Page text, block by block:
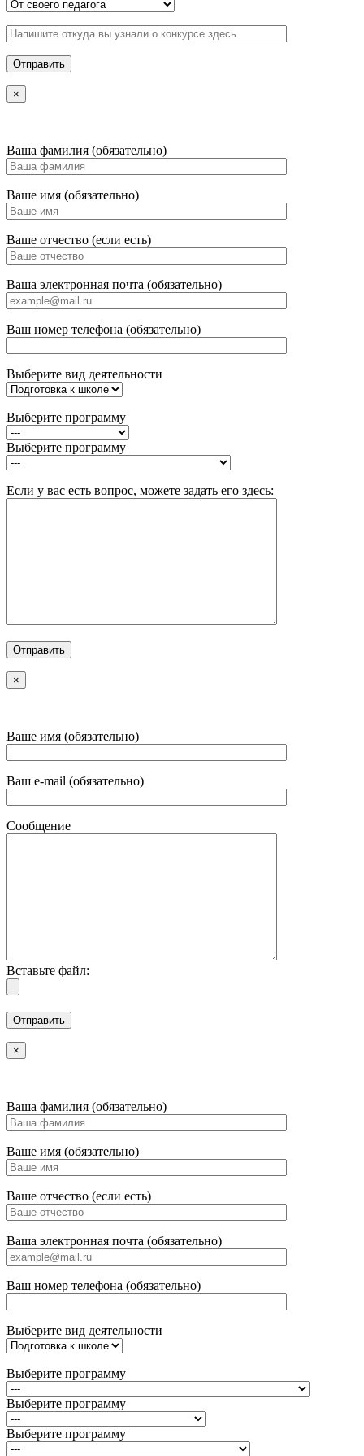
×
Ваша фамилия (обязательно)
Ваше имя (обязательно)
Ваше отчество (если есть)
Ваша электронная почта (обязательно)
Ваш номер телефона (обязательно)
Выберите вид деятельности
Выберите программу
Выберите программу
Если у вас есть вопрос, можете задать его здесь:
×
Ваше имя (обязательно)
Ваш e-mail (обязательно)
Сообщение
Вставьте файл:
×
Ваша фамилия (обязательно)
Ваше имя (обязательно)
Ваше отчество (если есть)
Ваша электронная почта (обязательно)
Ваш номер телефона (обязательно)
Выберите вид деятельности
Выберите программу
Выберите программу
Выберите программу